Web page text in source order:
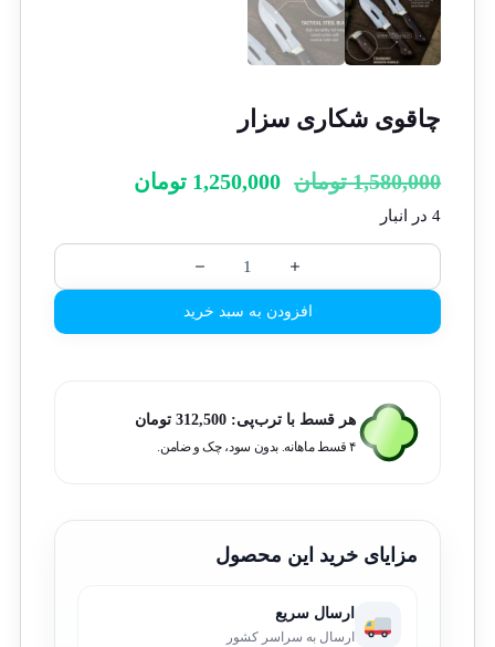
چاقوی شکاری سزار
1,580,000 تومان 1,250,000 تومان
4 در انبار
افزودن به سبد خرید
هر قسط با ترب‌پی: 312,500 تومان
۴ قسط ماهانه. بدون سود، چک و ضامن.
مزایای خرید این محصول
ارسال سریع
ارسال به سراسر کشور